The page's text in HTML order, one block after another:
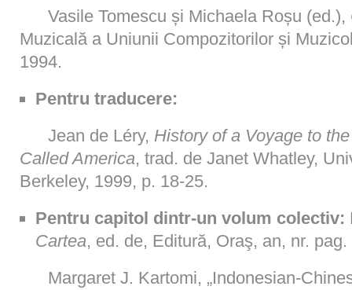
Vasile Tomescu și Michaela Roșu (ed.),
Muzicală a Uniunii Compozitorilor și
1994.
Pentru traducere:
Jean de Léry, History of a Voyage to
Called America, trad. de Janet Whatley,
Berkeley, 1999, p. 18-25.
Pentru capitol dintr-un volum colectiv:
Cartea, ed. de, Editură, Oraş, an, nr. pag.
Margaret J. Kartomi, „Indonesian-